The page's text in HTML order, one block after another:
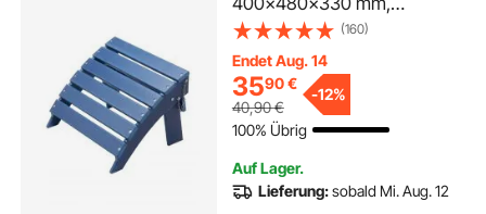
klappbarer Adirondack-
Kunststoff, Gartenstuhl weit
verbreitet für Außenbereich,
Veranda, Pool, Rasen,
Hinterhof, blau
(160)
Endet Aug. 14
3590€
40,90€
-12%
100% Übrig
Auf Lager.
Lieferung:sobald Mi. Aug. 12